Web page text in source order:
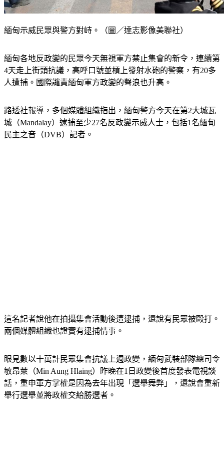
緬甸示威民眾與警方對峙。（圖／達志影像美聯社）
緬甸各地反政變的民眾今天無視軍方禁止集會的新令，連續第
4天走上街頭抗議，高呼口號並槓上發射水砲的警察，有20多
人遭捕。國際譴責緬甸軍方政變的聲浪也升高。
路透社報導，多個媒體組織指出， 緬甸警方今天在第2大城瓦
城（Mandalay）逮捕至少27名反政變示威人士，包括1名緬甸
民主之音（DVB）記者。
這名記者說他在拍攝集會活動後遭逮捕，還說有民眾被毆打。
兩個媒體組織也證實有逮捕情事。
眼見數以十萬計民眾集會抗議上週政變，緬甸武裝部隊總司令
敏昂萊（Min Aung Hlaing）昨晚在1日政變後首度發表電視談
話，重申軍方掌權是因為去年出現「選舉舞弊」，還說會重新
舉行選舉並將政權交給勝選者。